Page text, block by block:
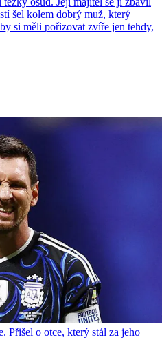
šel kolem dobrý muž, který
si měli pořizovat zvíře jen tehdy,
Přišel o otce, který stál za jeho